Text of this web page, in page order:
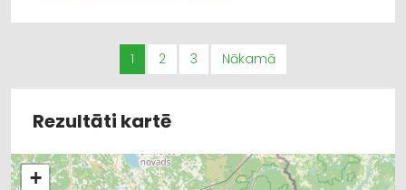
1 2 3 Nākamā
Rezultāti kartē
+